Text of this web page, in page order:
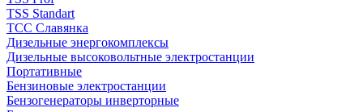
TSS Standart
ТСС Славянка
Дизельные энергокомплексы
Дизельные высоковольтные электростанции
Портативные
Бензиновые электростанции
Бензогенераторы инверторные